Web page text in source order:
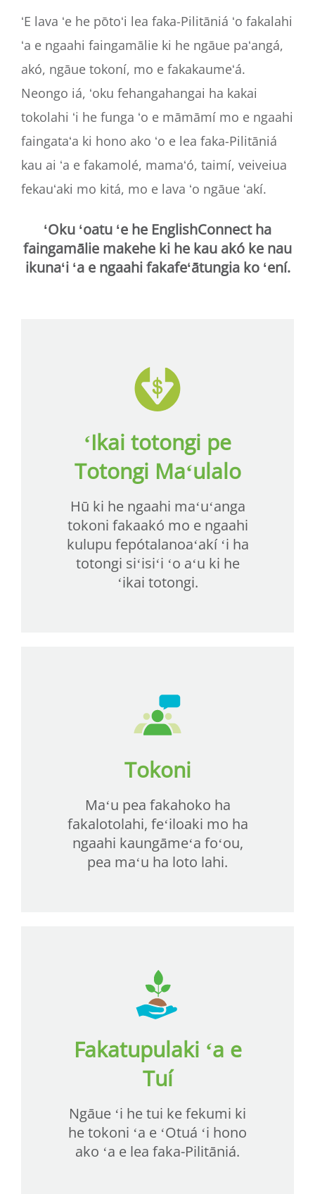
ʻE lava ʻe he pōtoʻi lea faka-Pilitāniá ʻo fakalahi
ʻa e ngaahi faingamālie ki he ngāue paʻangá,
akó, ngāue tokoní, mo e fakakaumeʻá.
Neongo iá, ʻoku fehangahangai ha kakai
tokolahi ʻi he funga ʻo e māmāmí mo e ngaahi
faingataʻa ki hono ako ʻo e lea faka-Pilitāniá
kau ai ʻa e fakamolé, mamaʻó, taimí, veiveiua
fekauʻaki mo kitá, mo e lava ʻo ngāue ʻakí.
ʻOku ʻoatu ʻe he EnglishConnect ha
faingamālie makehe ki he kau akó ke nau
ikunaʻi ʻa e ngaahi fakafeʻātungia ko ʻení.
ʻIkai totongi pe
Totongi Maʻulalo
Hū ki he ngaahi maʻuʻanga
tokoni fakaakó mo e ngaahi
kulupu fepótalanoaʻakí ʻi ha
totongi siʻisiʻi ʻo aʻu ki he
ʻikai totongi.
Tokoni
Maʻu pea fakahoko ha
fakalotolahi, feʻiloaki mo ha
ngaahi kaungāmeʻa foʻou,
pea maʻu ha loto lahi.
Fakatupulaki ʻa e
Tuí
Ngāue ʻi he tui ke fekumi ki
he tokoni ʻa e ʻOtuá ʻi hono
ako ʻa e lea faka-Pilitāniá.